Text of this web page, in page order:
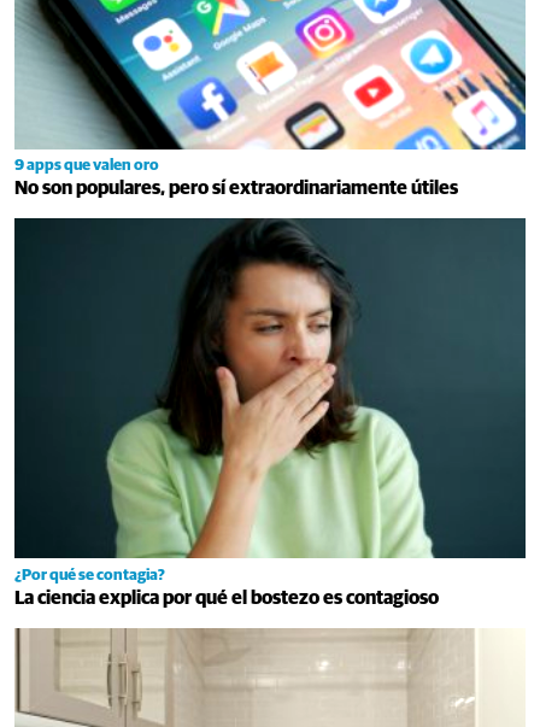
9 apps que valen oro
No son populares, pero sí extraordinariamente útiles
¿Por qué se contagia?
La ciencia explica por qué el bostezo es contagioso